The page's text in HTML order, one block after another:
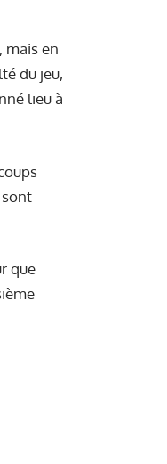
mais en
du jeu,
lieu à
sont
que